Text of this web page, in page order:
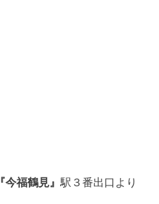
『今福鶴見』駅３番出口より